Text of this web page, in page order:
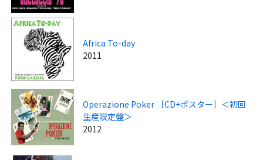
Africa To-day
2011
Operazione Poker ［CD+ポスター］＜初回
生産限定盤＞
2012